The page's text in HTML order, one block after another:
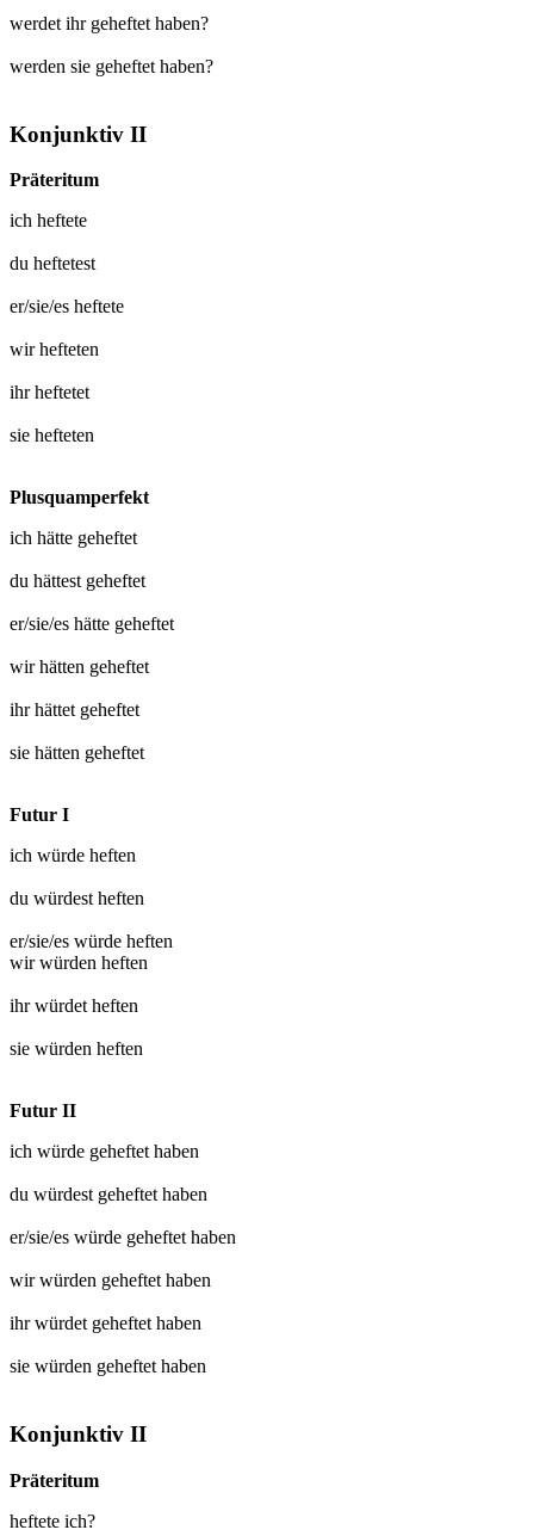
werdet ihr geheftet haben?
werden sie geheftet haben?
Konjunktiv II
Präteritum
ich heftete
du heftetest
er/sie/es heftete
wirhefteten
ihrheftetet
sie hefteten
Plusquamperfekt
ich hätte geheftet
du hättest geheftet
er/sie/es hätte geheftet
wir hätten geheftet
ihr hättet geheftet
sie hätten geheftet
Futur I
ich würde heften
du würdestheften
er/sie/es würde heften
wir würden heften
ihr würdetheften
sie würden heften
Futur II
ich würde geheftethaben
du würdest geheftethaben
er/sie/es würde geheftethaben
wir würden geheftethaben
ihr würdet geheftethaben
sie würden geheftethaben
Konjunktiv II
Präteritum
heftete ich?